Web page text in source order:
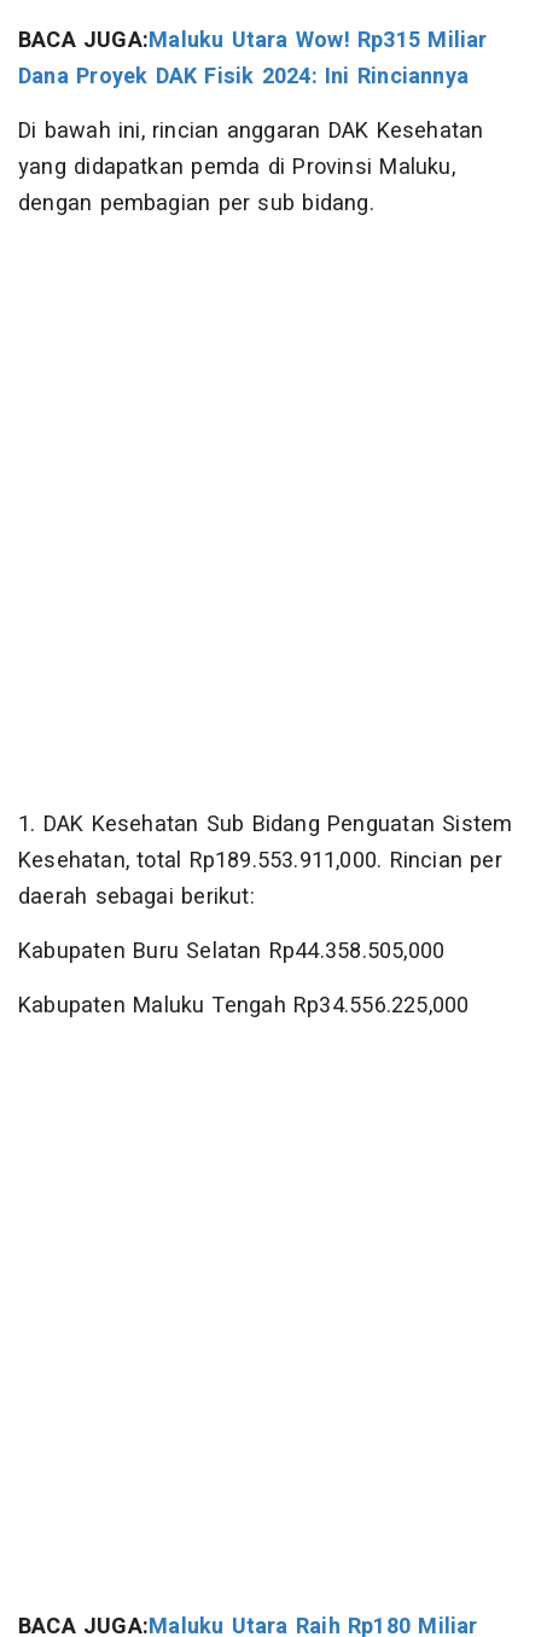
BACA JUGA:Maluku Utara Wow! Rp315 Miliar
Dana Proyek DAK Fisik 2024: Ini Rinciannya
Di bawah ini, rincian anggaran DAK Kesehatan
yang didapatkan pemda di Provinsi Maluku,
dengan pembagian per sub bidang.
1. DAK Kesehatan Sub Bidang Penguatan Sistem
Kesehatan, total Rp189.553.911,000. Rincian per
daerah sebagai berikut:
Kabupaten Buru Selatan Rp44.358.505,000
Kabupaten Maluku Tengah Rp34.556.225,000
BACA JUGA:Maluku Utara Raih Rp180 Miliar